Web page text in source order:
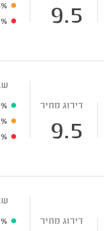
9.5
דירוג מחיר
9.5
דירוג מחיר